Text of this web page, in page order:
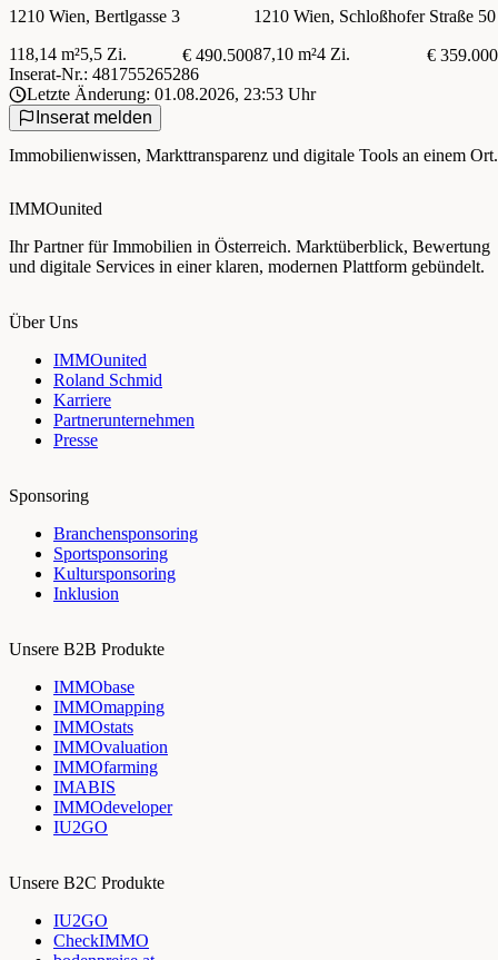
1210 Wien, Bertlgasse 3
118,14 m²5,5 Zi. € 490.500
Anleger mit rd. 4,3% Rendite!
1210 Wien, Schloßhofer Straße 50
87,10 m²4 Zi.
€ 359.000
Inserat-Nr.: 481755265286
Letzte Änderung: 01.08.2026, 23:53 Uhr
Inserat melden
Immobilienwissen, Markttransparenz und digitale Tools an einem Ort.
IMMOunited
Ihr Partner für Immobilien in Österreich. Marktüberblick, Bewertung
und digitale Services in einer klaren, modernen Plattform gebündelt.
Über Uns
IMMOunited
Roland Schmid
Karriere
Partnerunternehmen
Presse
Sponsoring
Branchensponsoring
Sportsponsoring
Kultursponsoring
Inklusion
Unsere B2B Produkte
IMMObase
IMMOmapping
IMMOstats
IMMOvaluation
IMMOfarming
IMABIS
IMMOdeveloper
IU2GO
Unsere B2C Produkte
IU2GO
CheckIMMO